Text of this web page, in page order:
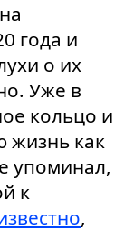
года и
о их
Уже в
кольцо и
жизнь как
упоминал,
к
,